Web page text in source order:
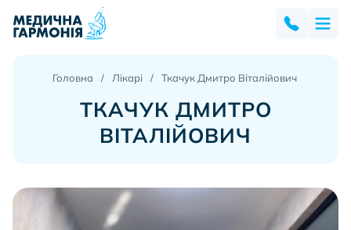
Головна Лікарі Ткачук Дмитро Віталійович
ТКАЧУК ДМИТРО
ВІТАЛІЙОВИЧ